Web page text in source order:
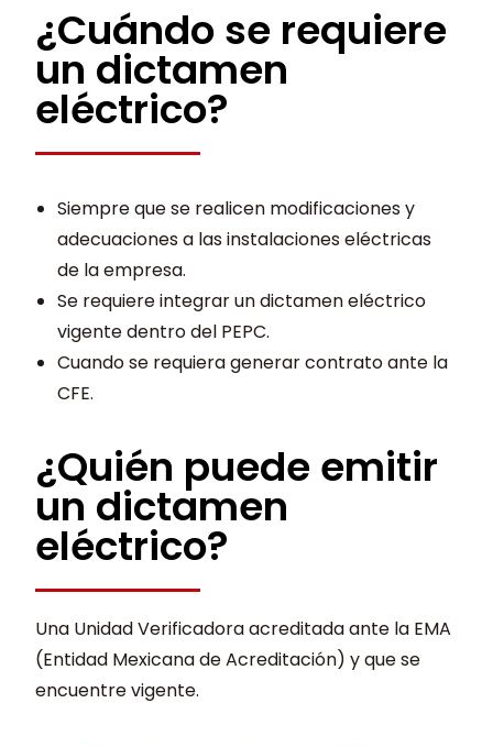
¿Cuándo se requiere
un dictamen
eléctrico?
Siempre que se realicen modificaciones y
adecuaciones a las instalaciones eléctricas
de la empresa.
Se requiere integrar un dictamen eléctrico
vigente dentro del PEPC.
Cuando se requiera generar contrato ante la
CFE.
¿Quién puede emitir
un dictamen
eléctrico?
Una Unidad Verificadora acreditada ante la EMA
(Entidad Mexicana de Acreditación) y que se
encuentre vigente.